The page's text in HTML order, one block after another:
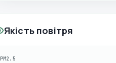
Якість повітря
PM2.5